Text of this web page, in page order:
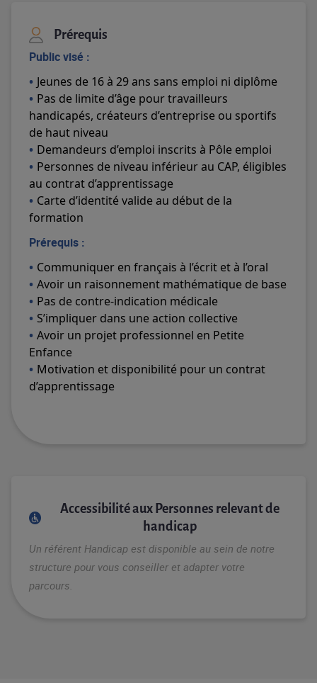
Prérequis
Public visé :
Jeunes de 16 à 29 ans sans emploi ni diplôme
Pas de limite d’âge pour travailleurs
handicapés, créateurs d’entreprise ou sportifs
de haut niveau
Demandeurs d’emploi inscrits à Pôle emploi
Personnes de niveau inférieur au CAP, éligibles
au contrat d’apprentissage
Carte d’identité valide au début de la
formation
Prérequis :
Communiquer en français à l’écrit et à l’oral
Avoir un raisonnement mathématique de base
Pas de contre-indication médicale
S’impliquer dans une action collective
Avoir un projet professionnel en Petite
Enfance
Motivation et disponibilité pour un contrat
d’apprentissage
Accessibilité aux Personnes relevant de
handicap
Un référent Handicap est disponible au sein de notre
structure pour vous conseiller et adapter votre
parcours.